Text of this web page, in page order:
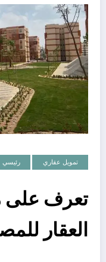
تمويل عقاري رئيسي
تعرف على
العقار